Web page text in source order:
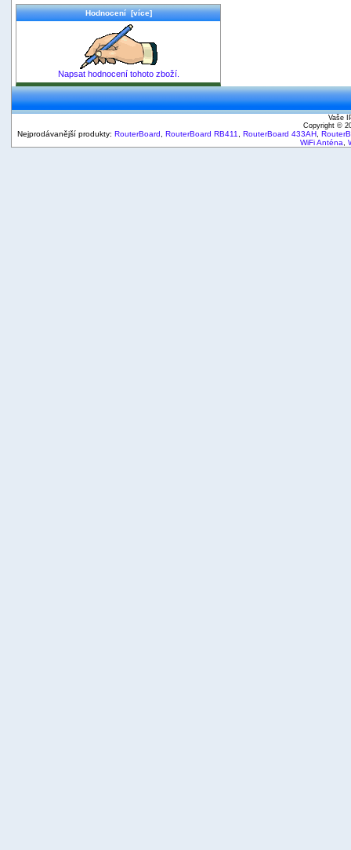
Hodnocení [více]
Napsat hodnocení tohoto zboží.
Vaše
Copyright ©
Nejprodávanější produkty: RouterBoard RouterBoard RB411 RouterBoard 433AH
WiFi Anténa